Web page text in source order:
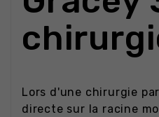
Lors d'une chirurgie
directe sur la racine